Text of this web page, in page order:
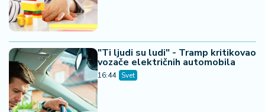
"Ti ljudi su ludi" - Tramp kritikovao
vozače električnih automobila
16:44 Svet